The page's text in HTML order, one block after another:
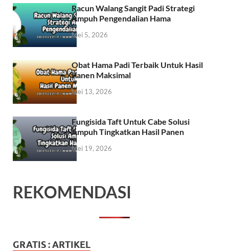
Racun Walang Sangit Padi Strategi
Ampuh Pengendalian Hama
Mei 5, 2026
Obat Hama Padi Terbaik Untuk Hasil
Panen Maksimal
Mei 13, 2026
Fungisida Taft Untuk Cabe Solusi
Ampuh Tingkatkan Hasil Panen
Mei 19, 2026
REKOMENDASI
GRATIS : ARTIKEL